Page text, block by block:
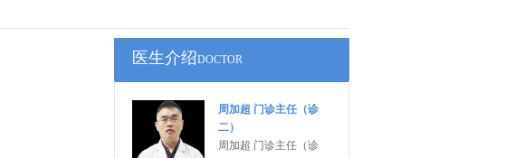
医生介绍DOCTOR
周加超 门诊主任（诊
二）
周加超 门诊主任（诊